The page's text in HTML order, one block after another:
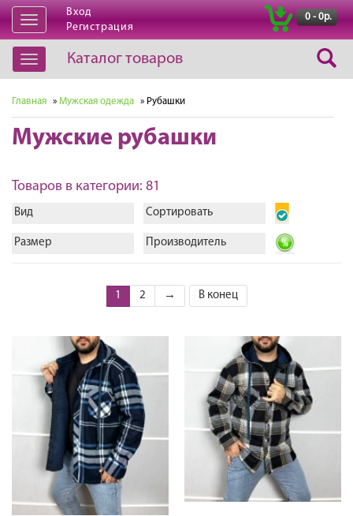
Открыть
навигацию
Вход
Регистрация
0 - 0р.
Открыть
навигацию
Каталог товаров
Главная » Мужская одежда » Рубашки
Мужские рубашки
Товаров в категории: 81
Вид Сортировать
Размер Производитель
1 2 → В конец